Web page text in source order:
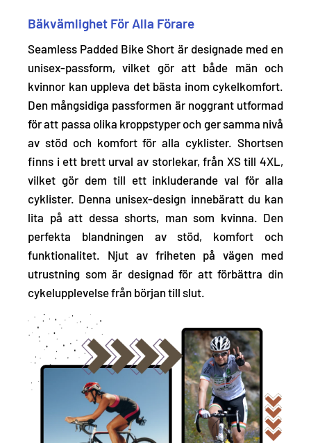
Bäkvämlighet För Alla Förare
Seamless Padded Bike Short är designade med en
unisex-passform, vilket gör att både män och
kvinnor kan uppleva det bästa inom cykelkomfort.
Den mångsidiga passformen är noggrant utformad
för att passa olika kroppstyper och ger samma nivå
av stöd och komfort för alla cyklister. Shortsen
finns i ett brett urval av storlekar, från XS till 4XL,
vilket gör dem till ett inkluderande val för alla
cyklister. Denna unisex-design innebäratt du kan
lita på att dessa shorts, man som kvinna. Den
perfekta blandningen av stöd, komfort och
funktionalitet. Njut av friheten på vägen med
utrustning som är designad för att förbättra din
cykelupplevelse från början till slut.